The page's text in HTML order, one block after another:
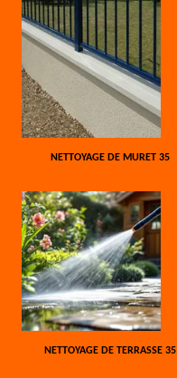
NETTOYAGE DE MURET 35
NETTOYAGE DE TERRASSE 35